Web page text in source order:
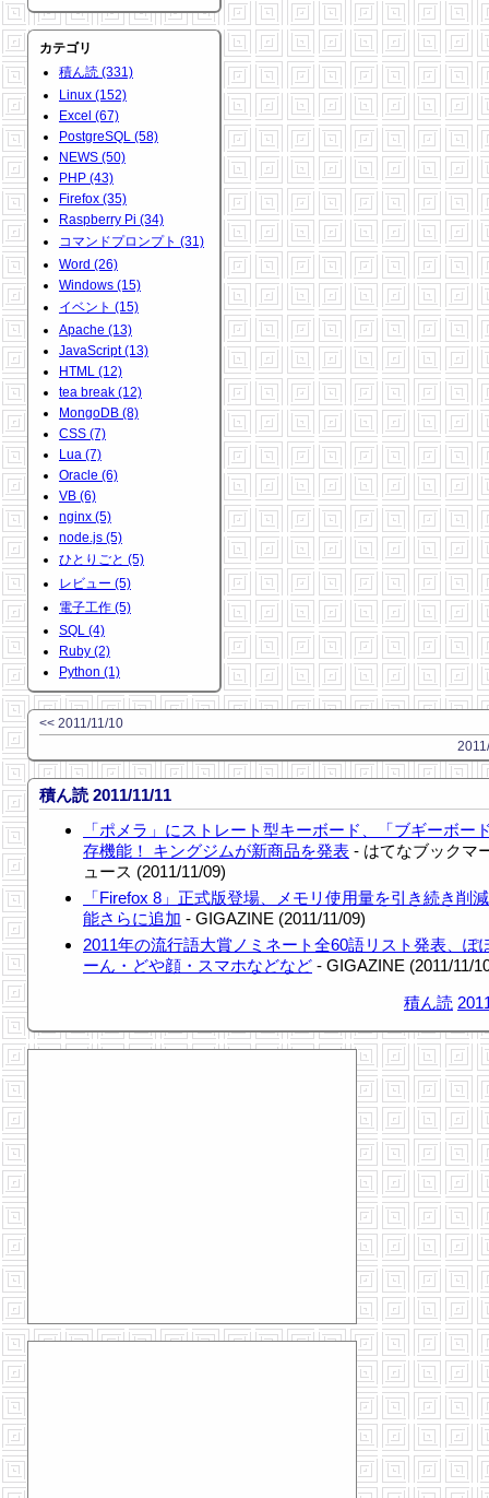
カテゴリ
積ん読 (331)
Linux (152)
Excel (67)
PostgreSQL (58)
NEWS (50)
PHP (43)
Firefox (35)
Raspberry Pi (34)
コマンドプロンプト (31)
Word (26)
Windows (15)
イベント (15)
Apache (13)
JavaScript (13)
HTML (12)
tea break (12)
MongoDB (8)
CSS (7)
Lua (7)
Oracle (6)
VB (6)
nginx (5)
node.js (5)
ひとりごと (5)
レビュー (5)
電子工作 (5)
SQL (4)
Ruby (2)
Python (1)
<< 2011/11/10
積ん読 2011/11/11
「ポメラ」にストレート型キーボード、「ブギーボー
存機能！ キングジムが新商品を発表 - はてなブックマ
ュース (2011/11/09)
「Firefox 8」正式版登場、メモリ使用量を引き続き削
能さらに追加 - GIGAZINE (2011/11/09)
2011年の流行語大賞ノミネート全60語リスト発表、ぽ
ーん・どや顔・スマホなどなど - GIGAZINE (2011/11/
積ん読